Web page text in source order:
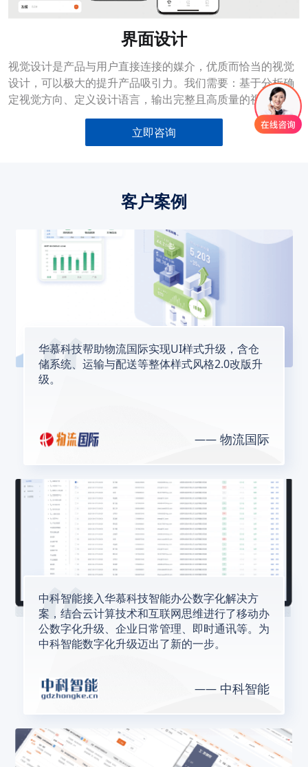
界面设计
视觉设计是产品与用户直接连接的媒介，优质而恰当的视觉
设计，可以极大的提升产品吸引力。我们需要：基于分析确
定视觉方向、定义设计语言，输出完整且高质量的视觉页面
立即咨询
客户案例
华慕科技帮助物流国际实现UI样式升级，含仓
储系统、运输与配送等整体样式风格2.0改版升
级。
物流国际
中科智能接入华慕科技智能办公数字化解决方
案，结合云计算技术和互联网思维进行了移动办
公数字化升级、企业日常管理、即时通讯等。为
中科智能数字化升级迈出了新的一步。
中科智能